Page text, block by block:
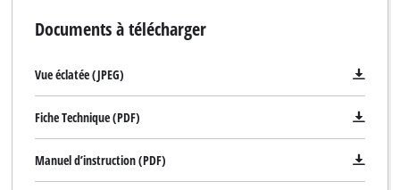
Documents à télécharger
Vue éclatée (JPEG)
Fiche Technique (PDF)
Manuel d’instruction (PDF)